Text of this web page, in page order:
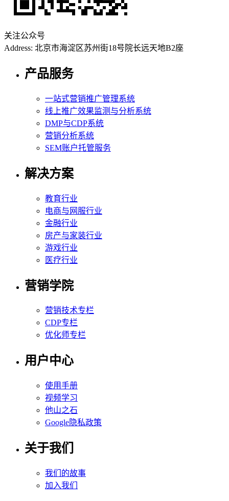
关注公众号
Address: 北京市海淀区苏州街18号院长远天地B2座
产品服务
一站式营销推广管理系统
线上推广效果监测与分析系统
DMP与CDP系统
营销分析系统
SEM账户托管服务
解决方案
教育行业
电商与网服行业
金融行业
房产与家装行业
游戏行业
医疗行业
营销学院
营销技术专栏
CDP专栏
优化师专栏
用户中心
使用手册
视频学习
他山之石
Google隐私政策
关于我们
我们的故事
加入我们